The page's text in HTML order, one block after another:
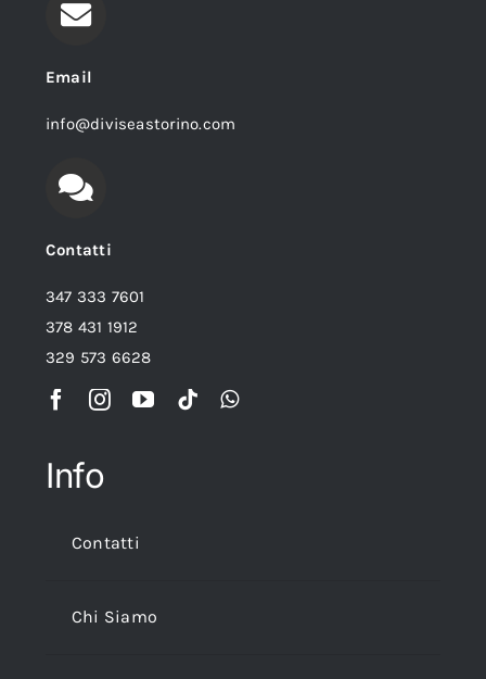
Email
info@diviseastorino.com
Contatti
347 333 7601
378 431 1912
329 573 6628
Info
Contatti
Chi Siamo